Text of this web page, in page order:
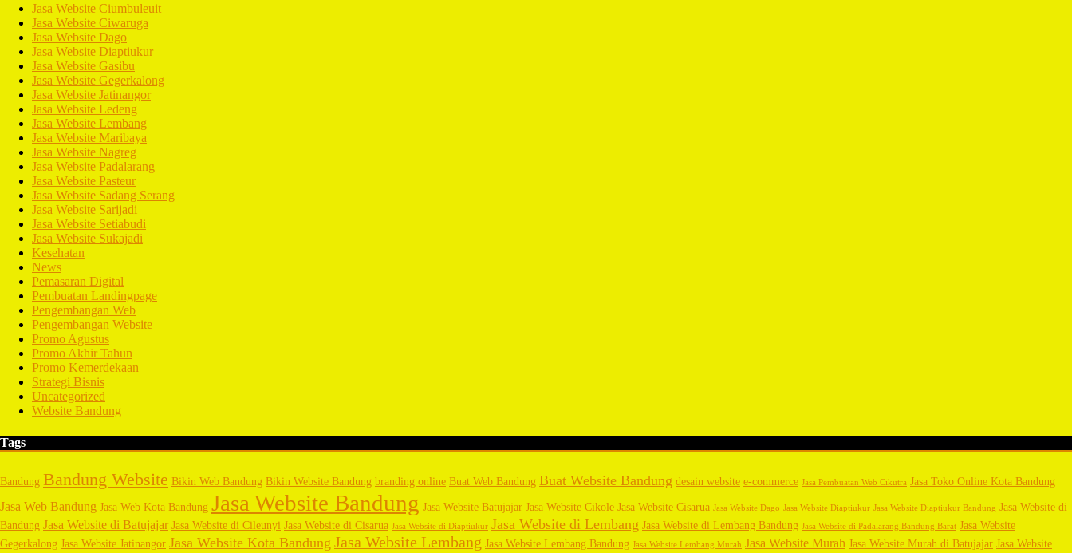
Jasa Website Ciumbuleuit
Jasa Website Ciwaruga
Jasa Website Dago
Jasa Website Diaptiukur
Jasa Website Gasibu
Jasa Website Gegerkalong
Jasa Website Jatinangor
Jasa Website Ledeng
Jasa Website Lembang
Jasa Website Maribaya
Jasa Website Nagreg
Jasa Website Padalarang
Jasa Website Pasteur
Jasa Website Sadang Serang
Jasa Website Sarijadi
Jasa Website Setiabudi
Jasa Website Sukajadi
Kesehatan
News
Pemasaran Digital
Pembuatan Landingpage
Pengembangan Web
Pengembangan Website
Promo Agustus
Promo Akhir Tahun
Promo Kemerdekaan
Strategi Bisnis
Uncategorized
Website Bandung
Tags
Bandung Bandung Website Bikin Web Bandung Bikin Website Bandung branding online Buat Web Bandung Buat Website Bandung desain website e-commerce Jasa Pembuatan Web Cikutra Jasa Toko Online Kota Bandung
Jasa Web Bandung Jasa Web Kota Bandung Jasa Website Bandung Jasa Website Batujajar Jasa Website Cikole Jasa Website Cisarua Jasa Website Dago Jasa Website Diaptiukur Jasa Website Diaptiukur Bandung Jasa Website di
Bandung Jasa Website di Batujajar Jasa Website di Cileunyi Jasa Website di Cisarua Jasa Website di Diaptiukur Jasa Website di Lembang Jasa Website di Lembang Bandung Jasa Website di Padalarang Bandung Barat Jasa Website
Gegerkalong Jasa Website Jatinangor Jasa Website Kota Bandung Jasa Website Lembang Jasa Website Lembang Bandung Jasa Website Lembang Murah Jasa Website Murah Jasa Website Murah di Batujajar Jasa Website